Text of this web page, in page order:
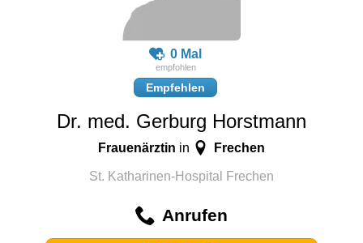
0 Mal
Empfehlen
Dr. med. Gerburg Horstmann
Frauenärztin in Frechen
St. Katharinen-Hospital Frechen
Anrufen